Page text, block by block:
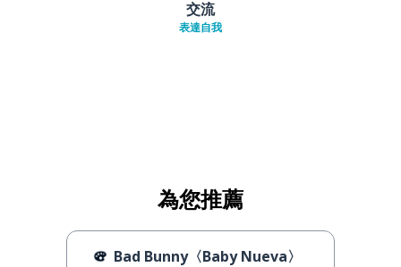
交流
表達自我
為您推薦
Bad Bunny〈Baby Nueva〉